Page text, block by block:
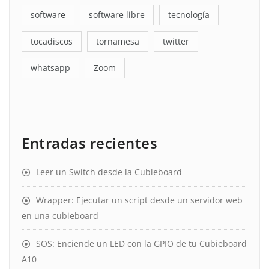
software software libre tecnología
tocadiscos tornamesa twitter
whatsapp Zoom
Entradas recientes
Leer un Switch desde la Cubieboard
Wrapper: Ejecutar un script desde un servidor web
en una cubieboard
SOS: Enciende un LED con la GPIO de tu Cubieboard
A10